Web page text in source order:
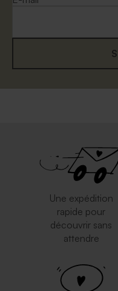
Une expédition
rapide pour
découvrir sans
attendre